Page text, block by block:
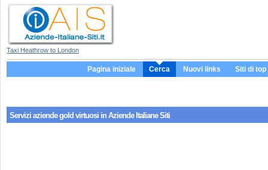
Taxi Heathrow to London
Pagina iniziale Cerca Nuovi links Siti di top
Servizi aziendegold virtuosi in Aziende Italiane Siti